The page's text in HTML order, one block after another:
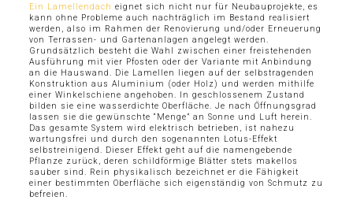
Ein Lamellendach eignet sich nicht nur für Neubauprojekte, es
kann ohne Probleme auch nachträglich im Bestand realisiert
werden, also im Rahmen der Renovierung und/oder Erneuerung
von Terrassen- und Gartenanlagen angelegt werden.
Grundsätzlich besteht die Wahl zwischen einer freistehenden
Ausführung mit vier Pfosten oder der Variante mit Anbindung
an die Hauswand. Die Lamellen liegen auf der selbstragenden
Konstruktion aus Aluminium (oder Holz) und werden mithilfe
einer Winkelschiene angehoben. In geschlossenem Zustand
bilden sie eine wasserdichte Oberfläche. Je nach Öffnungsgrad
lassen sie die gewünschte “Menge” an Sonne und Luft herein.
Das gesamte System wird elektrisch betrieben, ist nahezu
wartungsfrei und durch den sogenannten Lotus-Effekt
selbstreinigend. Dieser Effekt geht auf die namengebende
Pflanze zurück, deren schildförmige Blätter stets makellos
sauber sind. Rein physikalisch bezeichnet er die Fähigkeit
einer bestimmten Oberfläche sich eigenständig von Schmutz zu
befreien.